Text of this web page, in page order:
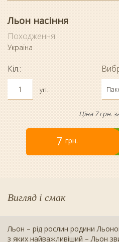
Льон насіння
Походження:
Україна
Кіл.:
уп.
Ціна 7 грн.
7 грн.
Вигляд і смак
Льон – рід рослин родини
з яких найважливіший – Льон